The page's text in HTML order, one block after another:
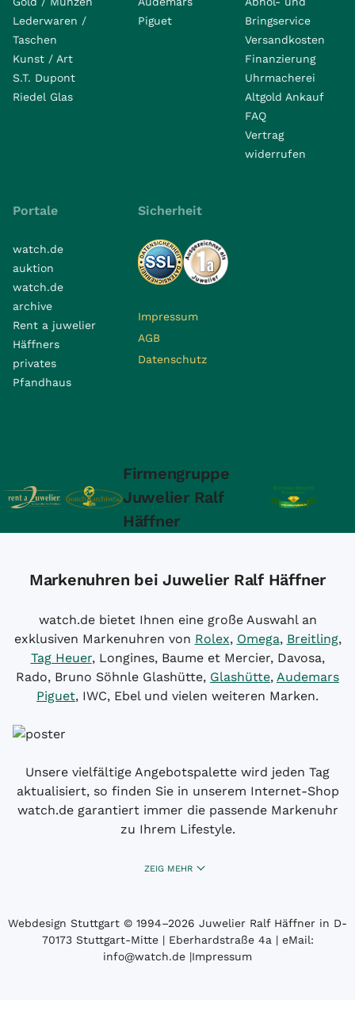
Lederwaren /
Taschen
Kunst / Art
S.T. Dupont
Riedel Glas
Piguet
Bringservice
Versandkosten
Finanzierung
Uhrmacherei
Altgold Ankauf
FAQ
Vertrag
widerrufen
Portale
watch.de
auktion
watch.de
archive
Rent a juwelier
Häffners
privates
Pfandhaus
Sicherheit
Impressum
AGB
Datenschutz
Firmengruppe
Juwelier Ralf
Häffner
Markenuhren bei Juwelier Ralf Häffner
watch.de bietet Ihnen eine große Auswahl an
exklusiven Markenuhren von Rolex, Omega, Breitling,
Tag Heuer, Longines, Baume et Mercier, Davosa,
Rado, Bruno Söhnle Glashütte, Glashütte, Audemars
Piguet, IWC, Ebel und vielen weiteren Marken.
Unsere vielfältige Angebotspalette wird jeden Tag
aktualisiert, so finden Sie in unserem Internet-Shop
watch.de garantiert immer die passende Markenuhr
zu Ihrem Lifestyle.
ZEIG MEHR
Webdesign Stuttgart © 1994­–2026 Juwelier Ralf Häffner in D-
70173 Stuttgart-Mitte | Eberhardstraße 4a | eMail:
info@watch.de |Impressum